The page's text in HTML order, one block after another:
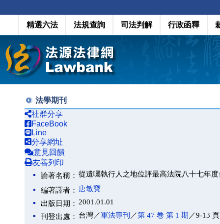
精選六法 法規查詢 司法判解 行政函釋
法學期刊
社群分享
FaceBook
Line
分享網址
意見回饋
友善列印
論著名稱： 從遺囑執行人之地位評最高法院八十七年
編著譯者：
唐敏寶
出版日期： 2001.01.01
刊登出處： 台灣／軍法專刊 ／第 47 卷 第 1 期 ／9-13 頁